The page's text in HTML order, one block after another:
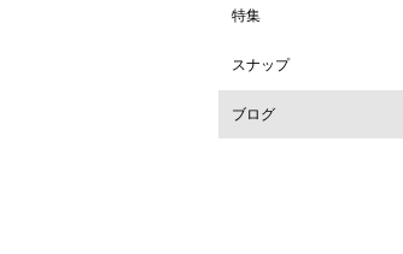
特集
スナップ
ブログ